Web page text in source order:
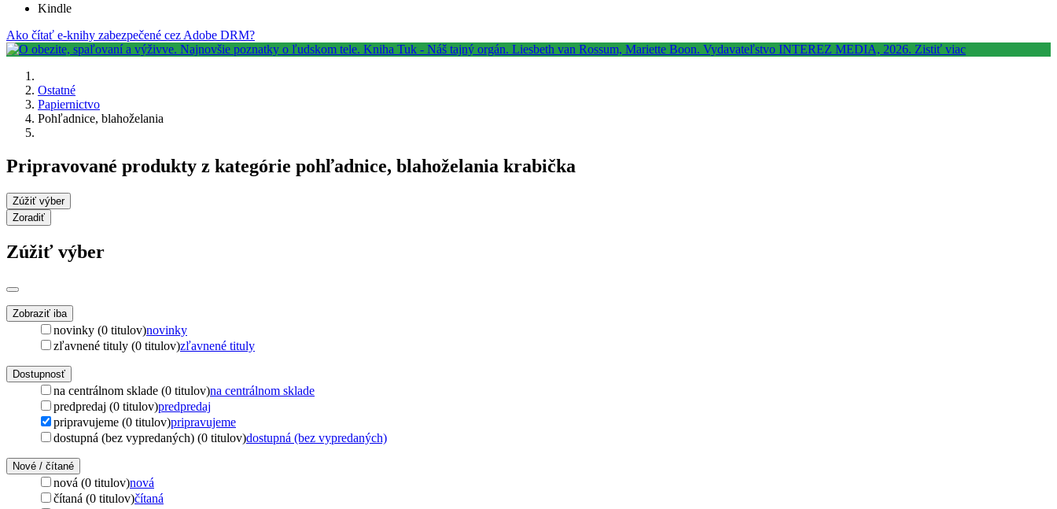
Kindle
Ako čítať e-knihy zabezpečené cez Adobe DRM?
Ostatné
Papiernictvo
Pohľadnice, blahoželania
Pripravované produkty z kategórie pohľadnice, blahoželania krabička
Zúžiť výber
Zoradiť
Zúžiť výber
Zobraziť iba
novinky (0 titulov)novinky
zľavnené tituly (0 titulov)zľavnené tituly
Dostupnosť
na centrálnom sklade (0 titulov)na centrálnom sklade
predpredaj (0 titulov)predpredaj
pripravujeme (0 titulov)pripravujeme
dostupná (bez vypredaných) (0 titulov)dostupná (bez vypredaných)
Nové / čítané
nová (0 titulov)nová
čítaná (0 titulov)čítaná